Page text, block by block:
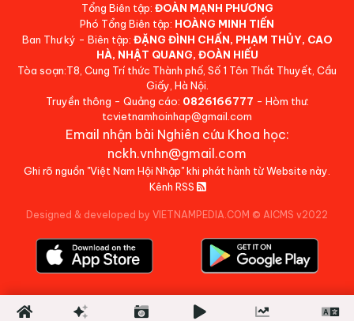
Tổng Biên tập: ĐOÀN MẠNH PHƯƠNG
Phó Tổng Biên tập: HOÀNG MINH TIẾN
Ban Thư ký - Biên tập: ĐẶNG ĐÌNH CHẤN, PHẠM THỦY, CAO
HÀ, NHẬT QUANG, ĐOÀN HIẾU
Tòa soạn:T8, Cung Trí thức Thành phố, Số 1 Tôn Thất Thuyết, Cầu
Giấy, Hà Nội.
Truyền thông - Quảng cáo: 0826166777 - Hòm thư:
tcvietnamhoinhap@gmail.com
Email nhận bài Nghiên cứu Khoa học:
nckh.vnhn@gmail.com
Ghi rõ nguồn "Việt Nam Hội Nhập" khi phát hành từ Website này.
Kênh RSS
Designed & developed by VIETNAMPEDIA.COM © AICMS v2022